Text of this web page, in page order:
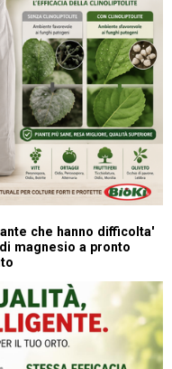
che hanno difficolta'
magnesio a pronto